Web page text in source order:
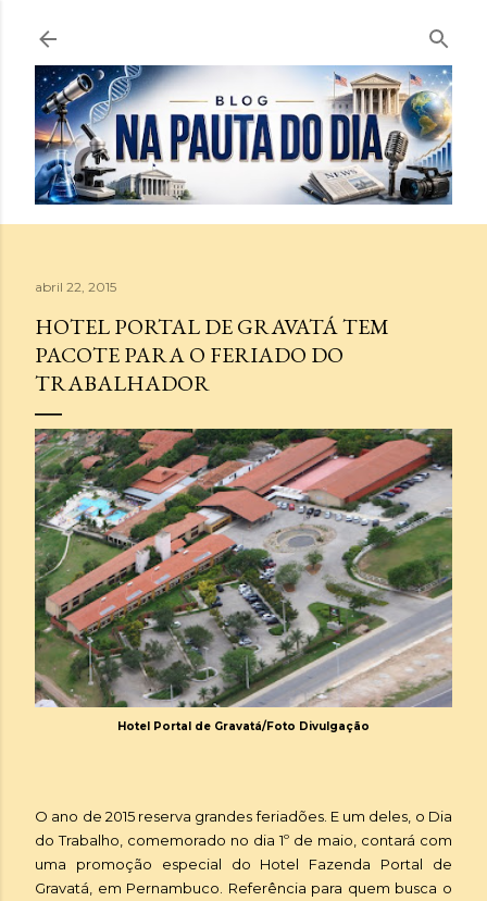
Pular para o conteúdo principal
abril 22, 2015
HOTEL PORTAL DE GRAVATÁ TEM
PACOTE PARA O FERIADO DO
TRABALHADOR
Hotel Portal de Gravatá/Foto Divulgação
O ano de 2015 reserva grandes feriadões. E um deles, o Dia
do Trabalho, comemorado no dia 1º de maio, contará com
uma promoção especial do Hotel Fazenda Portal de
Gravatá, em Pernambuco. Referência para quem busca o